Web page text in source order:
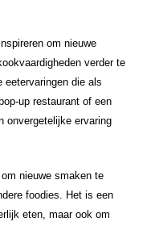
om nieuwe
verder te
eetervaringen die als
up restaurant of een
onvergetelijke ervaring
nieuwe smaken te
foodies. Het is een
eten, maar ook om